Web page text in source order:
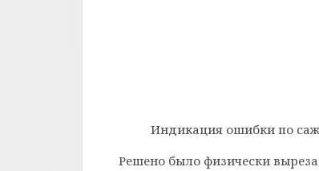
Индикация ошибки по
Решено было физически